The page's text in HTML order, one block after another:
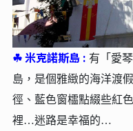
☘︎米克諾斯島 : 有「愛
島，是個雅緻的海洋渡
徑、藍色窗櫺點綴些紅
裡…迷路是幸福的…